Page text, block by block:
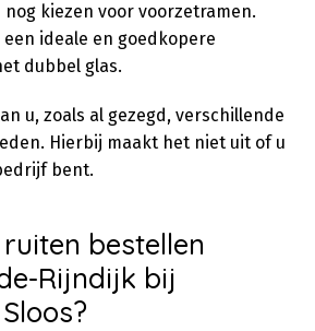
kiezen voor voorzetramen.
een ideale en goedkopere
dubbel glas.
u, zoals al gezegd, verschillende
Hierbij maakt het niet uit of u
bent.
bestellen
Rijndijk bij